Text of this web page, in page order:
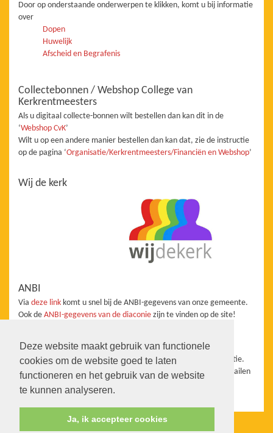
Deze website maakt gebruik van functionele
cookies om de website goed te laten
functioneren en het gebruik van de website
te kunnen analyseren.
Ja, ik accepteer cookies
Door op onderstaande onderwerpen te klikken, komt u bij informatie
over
Dopen
Huwelijk
Afscheid en Begrafenis
Collectebonnen / Webshop College van
Kerkrentmeesters
Als u digitaal collecte-bonnen wilt bestellen dan kan dit in de
‘Webshop CvK’
Wilt u op een andere manier bestellen dan kan dat, zie de instructie
op de pagina ‘Organisatie/Kerkrentmeesters/Financiën en Webshop’
Wij de kerk
ANBI
Via deze link komt u snel bij de ANBI-gegevens van onze gemeente.
Ook de ANBI-gegevens van de diaconie zijn te vinden op de site!
Redactie
De website staat onder redactie van de Taakgroep Communicatie.
Wanneer u aanvullingen, vragen, suggesties heeft kunt u ons mailen
info@pkn-heerhugowaard.nl